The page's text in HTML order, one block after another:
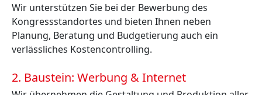
Wir unterstützen Sie bei der Bewerbung des
Kongressstandortes und bieten Ihnen neben
Planung, Beratung und Budgetierung auch ein
verlässliches Kostencontrolling.
2. Baustein: Werbung & Internet